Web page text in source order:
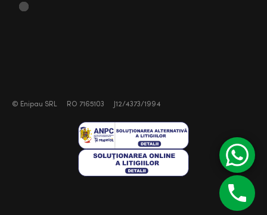
© Enipau SRL RO 7165103 J12/4373/1994